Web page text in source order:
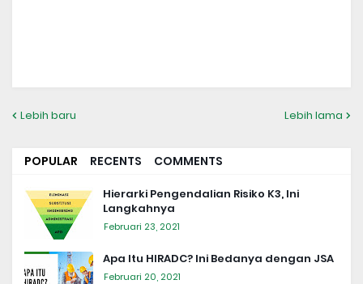
Lebih baru Lebih lama
POPULAR RECENTS COMMENTS
Hierarki Pengendalian Risiko K3, Ini
Langkahnya
Februari 23, 2021
Apa Itu HIRADC? Ini Bedanya dengan JSA
Februari 20, 2021